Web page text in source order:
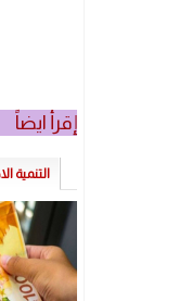
إقرأ ايضاً
التنمية